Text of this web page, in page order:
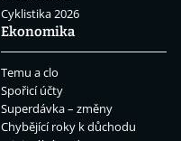
Cyklistika 2026
Ekonomika
Temu a clo
Spořicí účty
Superdávka – změny
Chybějící roky k důchodu